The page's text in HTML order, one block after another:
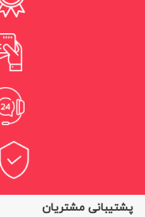
پشتیبانی مشتریان